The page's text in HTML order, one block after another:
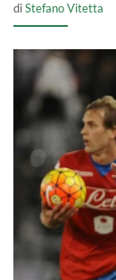
diStefano Vitetta